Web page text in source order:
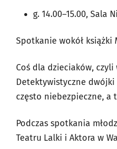
g. 14.00–15.00, Sala
Spotkanie wokół książki
Coś dla dzieciaków,
Detektywistyczne dwójki
często niebezpieczne, a
Podczas spotkania
Teatru Lalki i Aktora w